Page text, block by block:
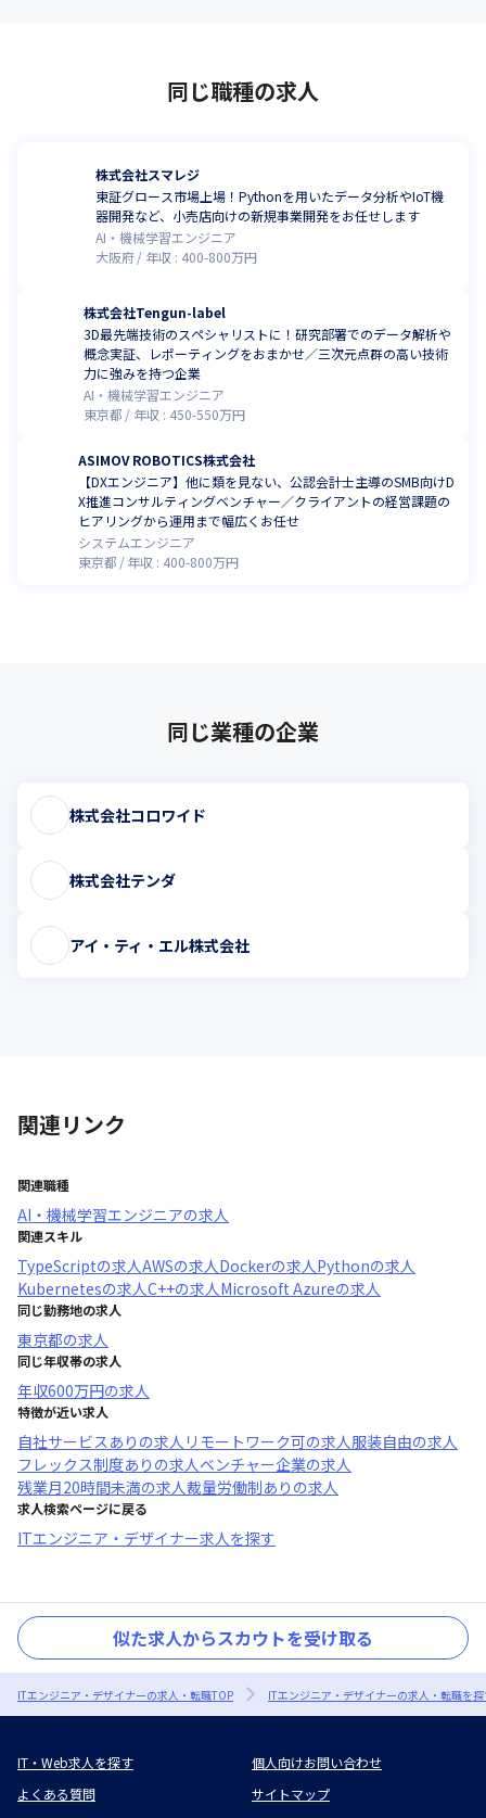
同じ職種の求人
株式会社スマレジ
東証グロース市場上場！Pythonを用いたデータ分析やIoT機
器開発など、小売店向けの新規事業開発をお任せします
AI・機械学習エンジニア
大阪府
年収 : 400-800万円
株式会社Tengun-label
3D最先端技術のスペシャリストに！研究部署でのデータ解析や
概念実証、レポーティングをおまかせ／三次元点群の高い技術
力に強みを持つ企業
AI・機械学習エンジニア
東京都
年収 : 450-550万円
ASIMOV ROBOTICS株式会社
【DXエンジニア】他に類を見ない、公認会計士主導のSMB向けD
X推進コンサルティングベンチャー／クライアントの経営課題の
ヒアリングから運用まで幅広くお任せ
システムエンジニア
東京都
年収 : 400-800万円
同じ業種の企業
株式会社コロワイド
株式会社テンダ
アイ・ティ・エル株式会社
関連リンク
関連職種
AI・機械学習エンジニアの求人
関連スキル
TypeScriptの求人AWSの求人Dockerの求人Pythonの求人
Kubernetesの求人C++の求人Microsoft Azureの求人
同じ勤務地の求人
東京都の求人
同じ年収帯の求人
年収600万円の求人
特徴が近い求人
自社サービスあり の求人 リモートワーク可の求人服装自由の求人
フレックス制度あり の求人ベンチャー企業の求人
残業月20時間未満の求人裁量労働制あり の求人
求人検索ページに戻る
ITエンジニア・デザイナー求人を探す
似た求人からスカウトを受け取る
ITエンジニア・デザイナーの求人・転職TOP ITエンジニア・デザイナーの求人・転職を
IT・Web求人を探す
個人向けお問い合わせ
よくある質問
サイトマップ